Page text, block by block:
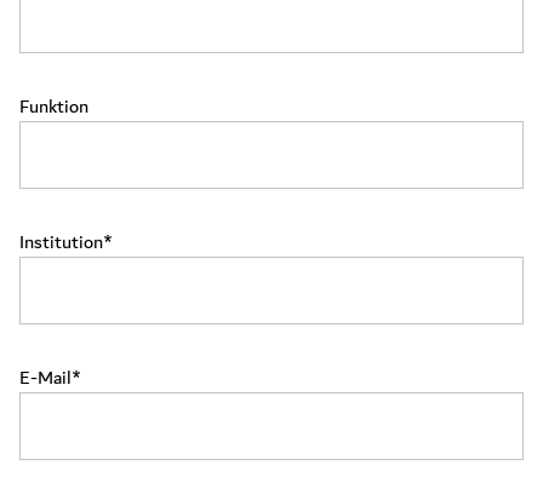
Funktion
Institution
E-Mail